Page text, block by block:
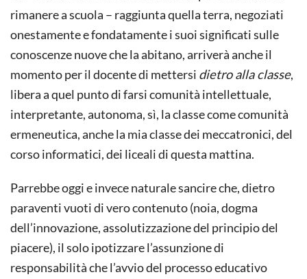
rimanere a scuola – raggiunta quella terra, negoziati
onestamente e fondatamente i suoi significati sulle
conoscenze nuove che la abitano, arriverà anche il
momento per il docente di mettersi dietro alla classe,
libera a quel punto di farsi comunità intellettuale,
interpretante, autonoma, sì, la classe come comunità
ermeneutica, anche la mia classe dei meccatronici, del
corso informatici, dei liceali di questa mattina.
Parrebbe oggi e invece naturale sancire che, dietro
paraventi vuoti di vero contenuto (noia, dogma
dell’innovazione, assolutizzazione del principio del
piacere), il solo ipotizzare l’assunzione di
responsabilità che l’avvio del processo educativo